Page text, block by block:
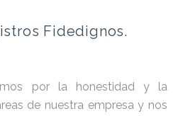
Fidedignos.
por la honestidad y la
de nuestra empresa y nos